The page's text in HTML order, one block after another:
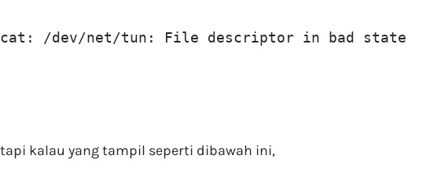
cat: /dev/net/tun: File descriptor in bad state
tapi kalau yang tampil seperti dibawah ini,